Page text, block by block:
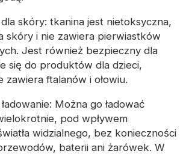
skóry: tkanina jest nietoksyczna,
skóry i nie zawiera pierwiastków
Jest również bezpieczny dla
się do produktów dla dzieci,
zawiera ftalanów i ołowiu.
Można go ładować
pod wpływem
widzialnego, bez konieczności
baterii ani żarówek. W